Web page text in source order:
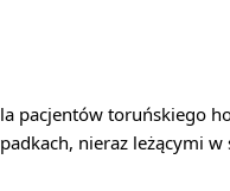
pacjentów toruńskiego
nieraz leżącymi w